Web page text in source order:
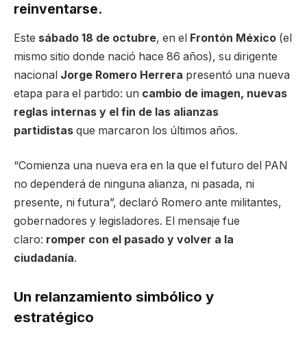
reinventarse.
Este sábado 18 de octubre, en el Frontón México (el
mismo sitio donde nació hace 86 años), su dirigente
nacional Jorge Romero Herrera presentó una nueva
etapa para el partido: un cambio de imagen, nuevas
reglas internas y el fin de las alianzas
partidistas que marcaron los últimos años.
“Comienza una nueva era en la que el futuro del PAN
no dependerá de ninguna alianza, ni pasada, ni
presente, ni futura”, declaró Romero ante militantes,
gobernadores y legisladores. El mensaje fue
claro: romper con el pasado y volver a la
ciudadanía.
Un relanzamiento simbólico y
estratégico